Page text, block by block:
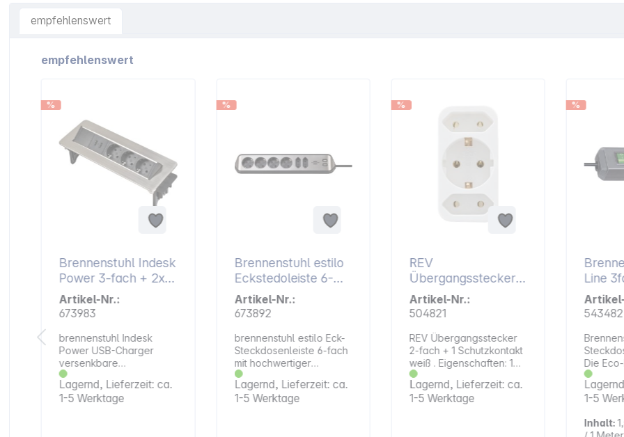
empfehlenswert
Artikelgalerie überspringen
empfehlenswert
%
Brennenstuhl Indesk
Power 3-fach + 2x
USB
Artikel-Nr.:
673983
brennenstuhl Indesk
Power USB-Charger
versenkbare
Tischsteckdosenleiste .
Ideal für die Küche, den
Arbeitsplatz oder in der
Lagernd, Lieferzeit: ca.
1-5 Werktage
%
Brennenstuhl estilo
Eckstedoleiste 6-
fach schwarz
Artikel-Nr.:
673892
brennenstuhl estilo Eck-
Steckdosenleiste 6-fach
mit hochwertiger
Edelstahloberfläche für
Küche und Büro. Die
kompakte brennenstuhl
Lagernd, Lieferzeit: ca.
1-5 Werktage
%
REV
Übergangsstecker
2-fach + 1
Schutzkontakt weiß
Artikel-Nr.:
504821
REV Übergangsstecker
2-fach + 1 Schutzkontakt
weiß . Eigenschaften: 1
Schutzkontakt- und 2
Eurosteckdosen 16 A,
250 V~, 3500 W
Lagernd, Lieferzeit: ca.
1-5 Werktage
%
Line 3fach
1,5m
543482
Die
Kabel
1-5
Inhalt: